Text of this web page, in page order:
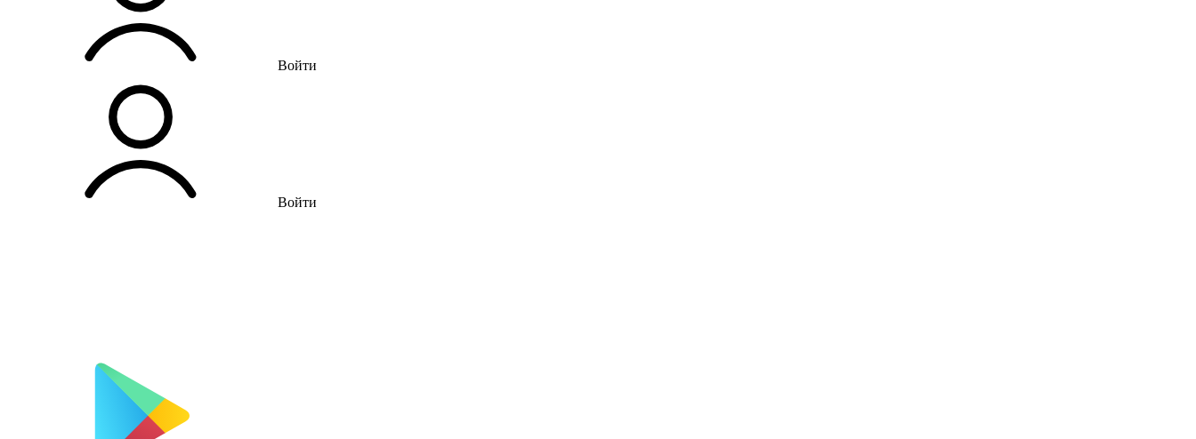
Войти
Войти